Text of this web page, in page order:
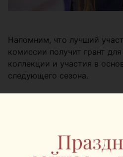
Напомним, что лучший
комиссии получит грант
коллекции и участия в
следующего сезона.
Следите за нами